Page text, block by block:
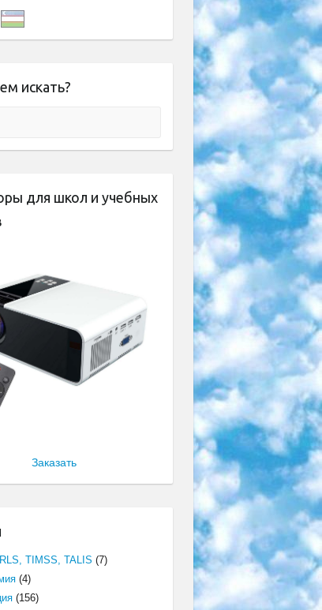
искать?
для школ и учебных
Заказать
TIMSS, TALIS (7)
(4)
(156)